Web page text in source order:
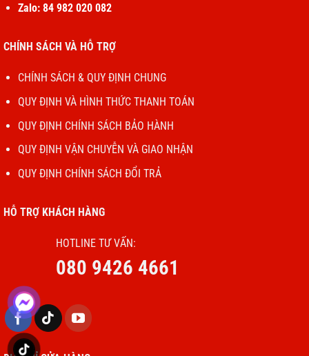
Zalo: 84 982 020 082
CHÍNH SÁCH VÀ HỖ TRỢ
CHÍNH SÁCH & QUY ĐỊNH CHUNG
QUY ĐỊNH VÀ HÌNH THỨC THANH TOÁN
QUY ĐỊNH CHÍNH SÁCH BẢO HÀNH
QUY ĐỊNH VẬN CHUYỄN VÀ GIAO NHẬN
QUY ĐỊNH CHÍNH SÁCH ĐỔI TRẢ
HỖ TRỢ KHÁCH HÀNG
HOTLINE TƯ VẤN:
080 9426 4661